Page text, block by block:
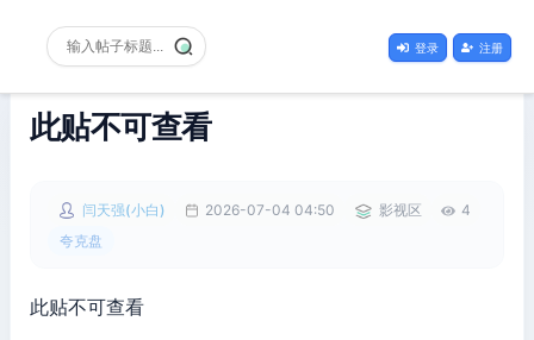
登录 注册
此贴不可查看
闫天强(小白) 2026-07-04 04:50 影视区
4
夸克盘
此贴不可查看